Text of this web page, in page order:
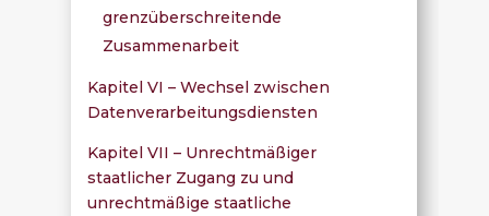
grenzüberschreitende
Zusammenarbeit
Kapitel VI – Wechsel zwischen
Datenverarbeitungsdiensten
Kapitel VII – Unrechtmäßiger
staatlicher Zugang zu und
unrechtmäßige staatliche